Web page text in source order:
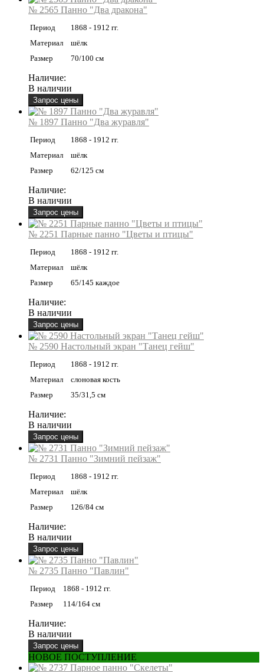
№ 2565 Панно "Два дракона"
Период
1868 - 1912 гг.
Материал
шёлк
Размер
70/100 см
Наличие:
В наличии
№ 1897 Панно "Два журавля"
Период
1868 - 1912 гг.
Материал
шёлк
Размер
62/125 см
Наличие:
В наличии
№ 2251 Парные панно "Цветы и птицы"
Период
1868 - 1912 гг.
Материал
шёлк
Размер
65/145 каждое
Наличие:
В наличии
№ 2590 Настольный экран "Танец гейш"
Период
1868 - 1912 гг.
Материал
слоновая кость
Размер
35/31,5 см
Наличие:
В наличии
№ 2731 Панно "Зимний пейзаж"
Период
1868 - 1912 гг.
Материал
шёлк
Размер
126/84 см
Наличие:
В наличии
№ 2735 Панно "Павлин"
Период
1868 - 1912 гг.
Размер
114/164 см
Наличие:
В наличии
НОВОЕ ПОСТУПЛЕНИЕ